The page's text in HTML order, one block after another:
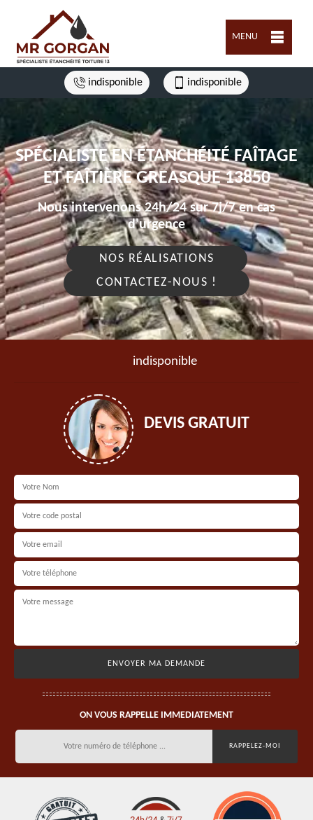
MENU
indisponible indisponible
SPÉCIALISTE EN ÉTANCHÉITÉ FAÎTAGE
ET FAÎTIÈRE GREASQUE 13850
Nous intervenons 24h/24 sur 7j/7 en cas
d'urgence
NOS RÉALISATIONS
CONTACTEZ-NOUS !
indisponible
DEVIS GRATUIT
ON VOUS RAPPELLE IMMEDIATEMENT